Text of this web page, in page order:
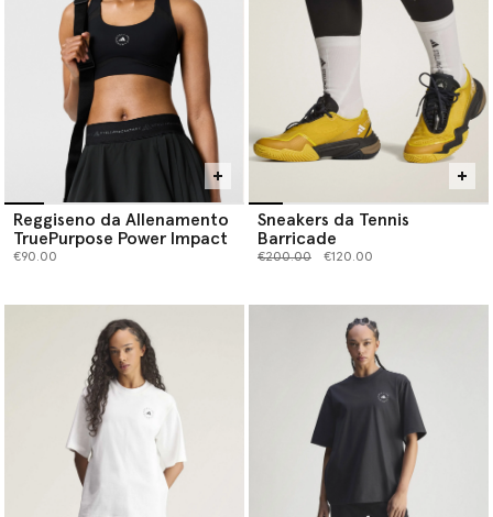
Reggiseno da Allenamento
TruePurpose Power Impact
€90.00
Sneakers da Tennis
Barricade
Prezzo ridotto da
€200.00a €120.00